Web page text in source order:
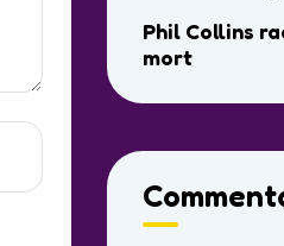
Phil Collins
mort